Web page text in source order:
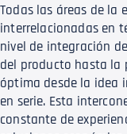
Todas las áreas de la
interrelacionadas en
nivel de integración
del producto hasta la
óptima desde la idea
en serie. Esta
constante de